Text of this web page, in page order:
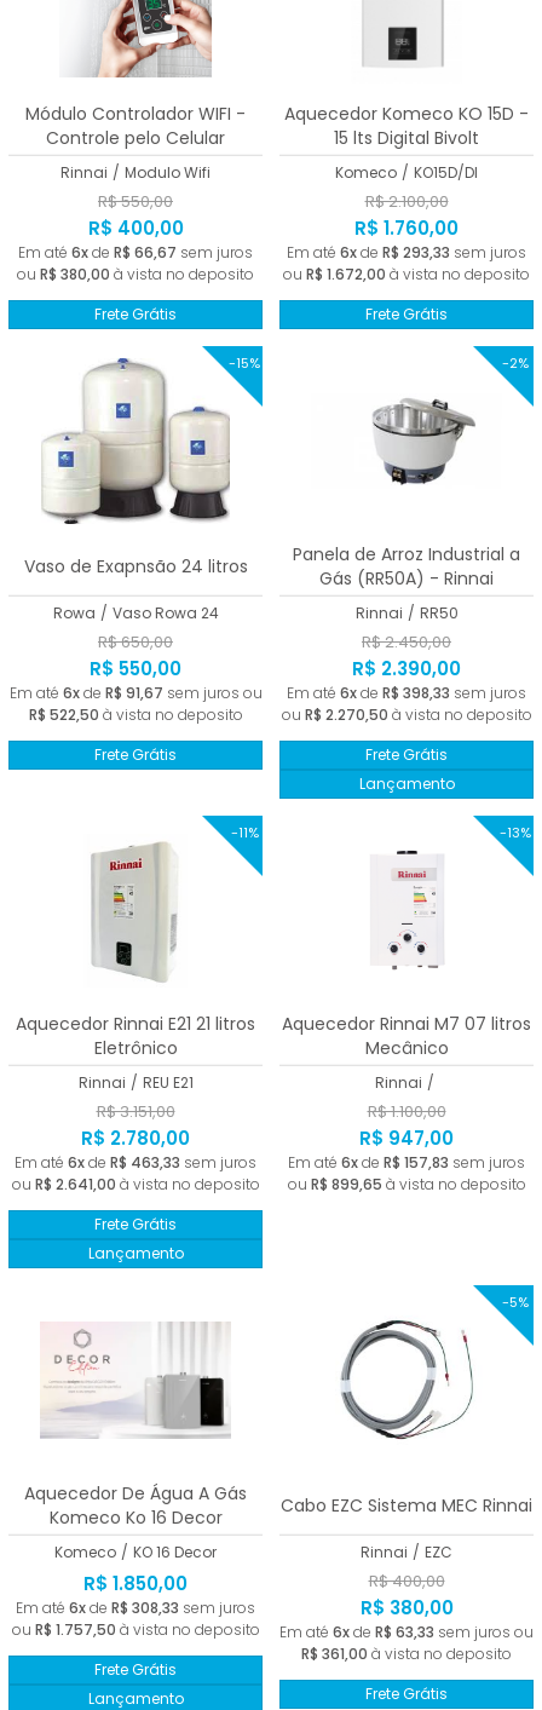
Módulo Controlador WIFI -
Controle pelo Celular
Rinnai / Modulo Wifi
R$ 550,00
R$ 400,00
Em até 6xde R$ 66,67 sem juros
ou R$ 380,00 à vista no deposito
Frete Grátis
Aquecedor Komeco KO 15D -
15 lts Digital Bivolt
Komeco / KO15D/DI
R$ 2.100,00
R$ 1.760,00
Em até 6xde R$ 293,33 sem juros
ou R$ 1.672,00 à vista no deposito
Frete Grátis
-15%
Vaso de Exapnsão 24 litros
Rowa / Vaso Rowa 24
R$ 650,00
R$ 550,00
Em até 6xde R$ 91,67 sem juros ou
R$ 522,50 à vista no deposito
Frete Grátis
-2%
Panela de Arroz Industrial a
Gás (RR50A) - Rinnai
Rinnai / RR50
R$ 2.450,00
R$ 2.390,00
Em até 6xde R$ 398,33 sem juros
ou R$ 2.270,50 à vista no deposito
Frete Grátis
Lançamento
-11%
Aquecedor Rinnai E21 21 litros
Eletrônico
Rinnai / REU E21
R$ 3.151,00
R$ 2.780,00
Em até 6xde R$ 463,33 sem juros
ou R$ 2.641,00 à vista no deposito
Frete Grátis
Lançamento
-13%
Aquecedor Rinnai M7 07 litros
Mecânico
Rinnai /
R$ 1.100,00
R$ 947,00
Em até 6xde R$ 157,83 sem juros
ou R$ 899,65 à vista no deposito
Aquecedor De Água A Gás
Komeco Ko 16 Decor
Komeco / KO 16 Decor
R$ 1.850,00
Em até 6xde R$ 308,33 sem juros
ou R$ 1.757,50 à vista no deposito
Frete Grátis
Lançamento
-5%
Cabo EZC Sistema MEC Rinnai
Rinnai / EZC
R$ 400,00
R$ 380,00
Em até 6xde R$ 63,33 sem juros ou
R$ 361,00 à vista no deposito
Frete Grátis